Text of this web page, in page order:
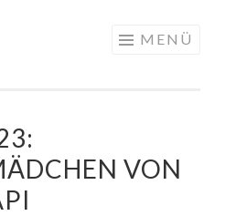
MENÜ
VON